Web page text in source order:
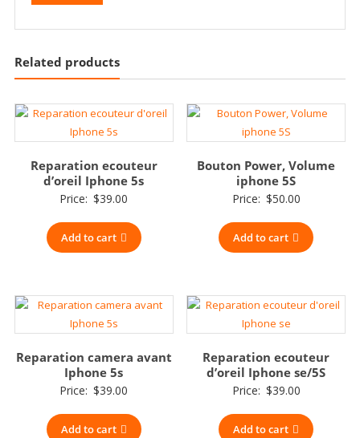
Related products
Reparation ecouteur
d’oreil Iphone 5s
Price: $39.00
Add to cart
Bouton Power, Volume
iphone 5S
Price: $50.00
Add to cart
Reparation camera avant
Iphone 5s
Price: $39.00
Add to cart
Reparation ecouteur
d’oreil Iphone se/5S
Price: $39.00
Add to cart